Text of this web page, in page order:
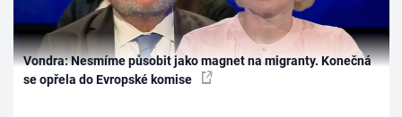
Vondra: Nesmíme působit jako magnet na migranty. Konečná
se opřela do Evropské komise